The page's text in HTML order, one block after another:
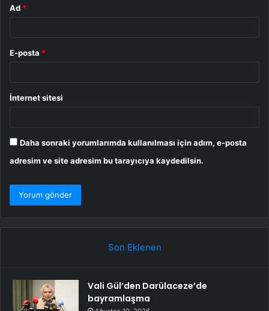
Ad *
E-posta *
İnternet sitesi
Daha sonraki yorumlarımda kullanılması için adım, e-posta
adresim ve site adresim bu tarayıcıya kaydedilsin.
Son Eklenen
Vali Gül’den Darülaceze’de
bayramlaşma